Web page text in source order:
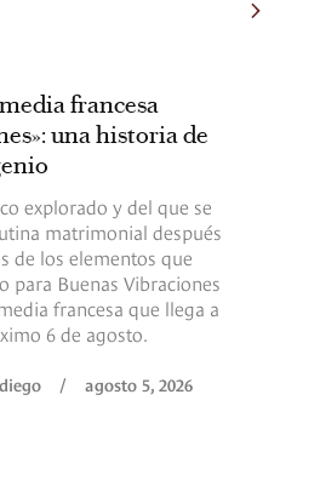
francesa
una historia de
explorado y del que se
matrimonial después
de los elementos que
para Buenas Vibraciones
francesa que llega a
6 de agosto.
/ agosto 5, 2026